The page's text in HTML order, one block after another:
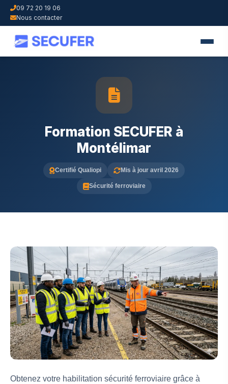
09 72 20 19 06
Nous contacter
Formation SECUFER à
Montélimar
Certifié Qualiopi Mis à jour avril 2026
Sécurité ferroviaire
Obtenez votre habilitation sécurité ferroviaire grâce à